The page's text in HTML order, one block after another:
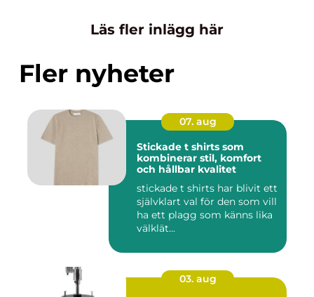
Läs fler inlägg här
Fler nyheter
07. aug
Stickade t shirts som
kombinerar stil, komfort
och hållbar kvalitet
stickade t shirts har blivit ett
självklart val för den som vill
ha ett plagg som känns lika
välklät...
03. aug